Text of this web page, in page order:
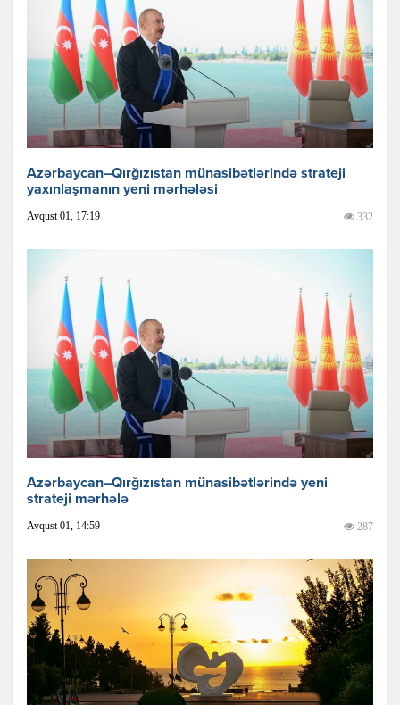
Azərbaycan–Qırğızıstan münasibətlərində strateji
yaxınlaşmanın yeni mərhələsi
Avqust 01, 17:19 332
Azərbaycan–Qırğızıstan münasibətlərində yeni
strateji mərhələ
Avqust 01, 14:59 287